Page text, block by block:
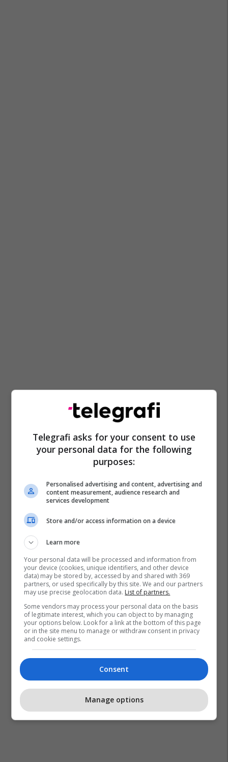
Barcelona Kombëtarja E Spanjës Lamine Yamal
Telegrafi asks for your consent to use
your personal data for the following
purposes:
Personalised advertising and content, advertising and
content measurement, audience research and
services development
Store and/or access information on a device
Learn more
Your personal data will be processed and information from
your device (cookies, unique identifiers, and other device
data) may be stored by, accessed by and shared with 369
partners, or used specifically by this site. We and our partners
may use precise geolocation data. List of partners.
Some vendors may process your personal data on the basis
of legitimate interest, which you can object to by managing
your options below. Look for a link at the bottom of this page
or in the site menu to manage or withdraw consent in privacy
and cookie settings.
Consent
Manage options